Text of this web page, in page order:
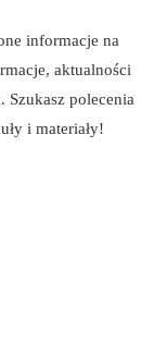
informacje na
aktualności
Szukasz polecenia
i materiały!